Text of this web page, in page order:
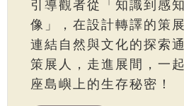
引導觀者從「知識到感
像」，在設計轉譯的策
連結自然與文化的探索
策展人，走進展間，一
座島嶼上的生存秘密！